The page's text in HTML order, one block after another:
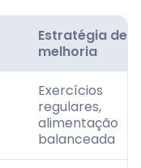
Estratégia de
melhoria
Exercícios
regulares,
alimentação
balanceada